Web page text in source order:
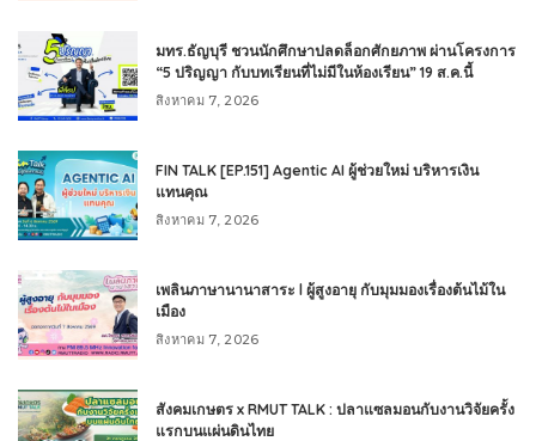
มทร.ธัญบุรี ชวนนักศึกษาปลดล็อกศักยภาพ ผ่านโครงการ
“5 ปริญญา กับบทเรียนที่ไม่มีในห้องเรียน” 19 ส.ค.นี้
สิงหาคม 7, 2026
FIN TALK [EP.151] Agentic AI ผู้ช่วยใหม่ บริหารเงิน
แทนคุณ
สิงหาคม 7, 2026
เพลินภาษานานาสาระ l ผู้สูงอายุ กับมุมมองเรื่องต้นไม้ใน
เมือง
สิงหาคม 7, 2026
สังคมเกษตร x RMUT TALK : ปลาแซลมอนกับงานวิจัยครั้ง
แรกบนแผ่นดินไทย